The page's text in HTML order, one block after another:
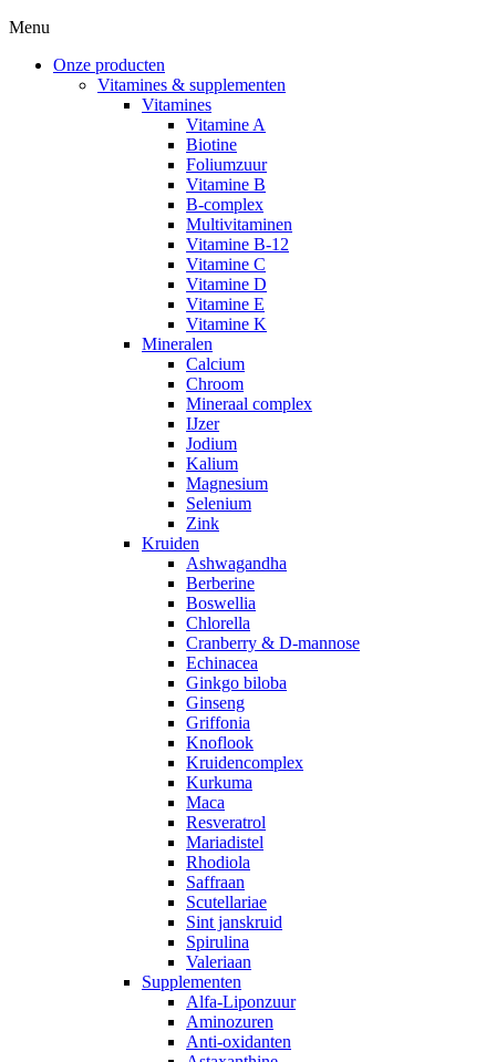
Menu
Onze producten
Vitamines & supplementen
Vitamines
Vitamine A
Biotine
Foliumzuur
Vitamine B
B-complex
Multivitaminen
Vitamine B-12
Vitamine C
Vitamine D
Vitamine E
Vitamine K
Mineralen
Calcium
Chroom
Mineraal complex
IJzer
Jodium
Kalium
Magnesium
Selenium
Zink
Kruiden
Ashwagandha
Berberine
Boswellia
Chlorella
Cranberry & D-mannose
Echinacea
Ginkgo biloba
Ginseng
Griffonia
Knoflook
Kruidencomplex
Kurkuma
Maca
Resveratrol
Mariadistel
Rhodiola
Saffraan
Scutellariae
Sint janskruid
Spirulina
Valeriaan
Supplementen
Alfa-Liponzuur
Aminozuren
Anti-oxidanten